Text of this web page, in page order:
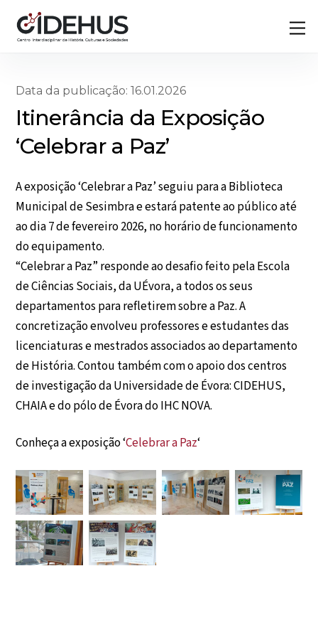
content
Data da publicação: 16.01.2026
Itinerância da Exposição
‘Celebrar a Paz’
A exposição ‘Celebrar a Paz’ seguiu para a Biblioteca
Municipal de Sesimbra e estará patente ao público até
ao dia 7 de fevereiro 2026, no horário de funcionamento
do equipamento.
“Celebrar a Paz” responde ao desafio feito pela Escola
de Ciências Sociais, da UÉvora, a todos os seus
departamentos para refletirem sobre a Paz. A
concretização envolveu professores e estudantes das
licenciaturas e mestrados associados ao departamento
de História. Contou também com o apoio dos centros
de investigação da Universidade de Évora: CIDEHUS,
CHAIA e do pólo de Évora do IHC NOVA.
Conheça a exposição ‘Celebrar a Paz‘